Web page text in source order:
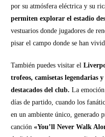
por su atmósfera eléctrica y su
permiten explorar el estadio
vestuarios donde jugadores de
pisar el campo donde se han
También puedes visitar el
trofeos, camisetas legendarias
destacados del club. La emoción
días de partido, cuando los
en un ambiente único, generado
canción«You’ll Never Walk